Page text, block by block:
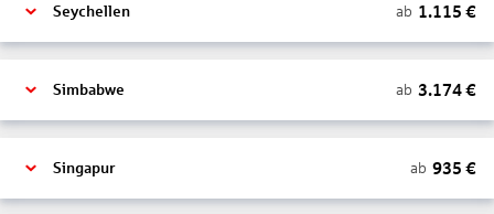
Seychellen ab 1.115 €
Simbabwe ab 3.174€
Singapur ab 935 €